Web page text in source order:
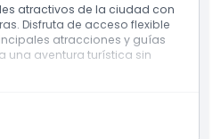
atractivos de la ciudad con
Disfruta de acceso flexible
atracciones y guías
una aventura turística sin